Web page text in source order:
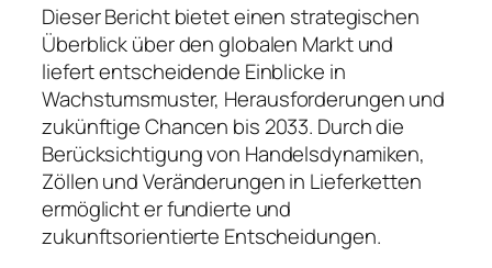
Dieser Bericht bietet einen strategischen
Überblick über den globalen Markt und
liefert entscheidende Einblicke in
Wachstumsmuster, Herausforderungen und
zukünftige Chancen bis 2033. Durch die
Berücksichtigung von Handelsdynamiken,
Zöllen und Veränderungen in Lieferketten
ermöglicht er fundierte und
zukunftsorientierte Entscheidungen.